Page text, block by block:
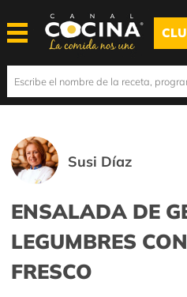
Susi Díaz
ENSALADA DE
LEGUMBRES
FRESCO